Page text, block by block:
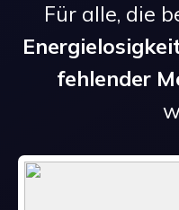
Für alle, die
fehlender